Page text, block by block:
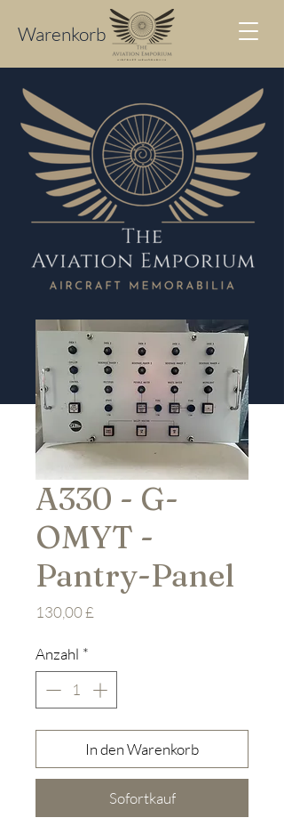
Warenkorb
A330 - G-
OMYT -
Pantry-Panel
130,00 £
Anzahl *
In den Warenkorb
Sofortkauf